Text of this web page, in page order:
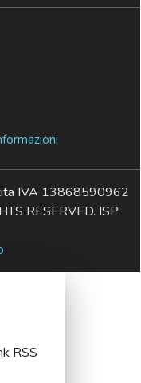
IVA 13868590962
RESERVED. ISP
RSS